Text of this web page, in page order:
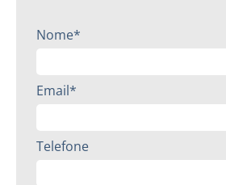
Nome*
Email*
Telefone